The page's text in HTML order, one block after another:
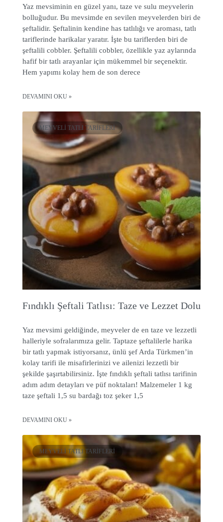
Yaz mevsiminin en güzel yanı, taze ve sulu meyvelerin
bolluğudur. Bu mevsimde en sevilen meyvelerden biri de
şeftalidir. Şeftalinin kendine has tatlılığı ve aroması, tatlı
tariflerinde harikalar yaratır. İşte bu tariflerden biri de
şeftalili cobbler. Şeftalili cobbler, özellikle yaz aylarında
hafif bir tatlı arayanlar için mükemmel bir seçenektir.
Hem yapımı kolay hem de son derece
DEVAMINI OKU »
MEYVELI TATLI TARIFLERI
Fındıklı Şeftali Tatlısı: Taze ve Lezzet Dolu
Yaz mevsimi geldiğinde, meyveler de en taze ve lezzetli
halleriyle sofralarımıza gelir. Taptaze şeftalilerle harika
bir tatlı yapmak istiyorsanız, ünlü şef Arda Türkmen’in
kolay tarifi ile misafirlerinizi ve ailenizi lezzetli bir
şekilde şaşırtabilirsiniz. İşte fındıklı şeftali tatlısı tarifinin
adım adım detayları ve püf noktaları! Malzemeler 1 kg
taze şeftali 1,5 su bardağı toz şeker 1,5
DEVAMINI OKU »
MEYVELI TATLI TARIFLERI